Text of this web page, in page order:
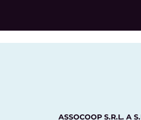
ASSOCOOP S.R.L. A